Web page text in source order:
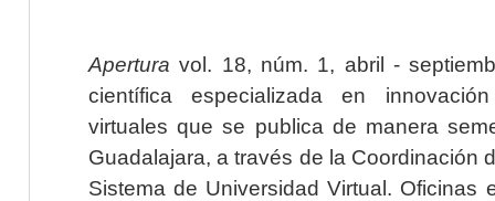
Apertura vol. 18, núm. 1, abril -
científica especializada en
virtuales que se publica de manera
Guadalajara, a través de la Coordinación
Sistema de Universidad Virtual. Oficinas